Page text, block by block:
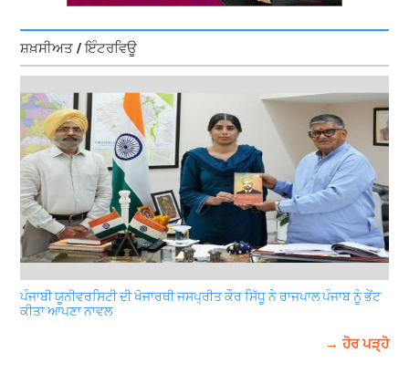
ਸ਼ਖ਼ਸੀਅਤ / ਇੰਟਰਵਿਊ
ਪੰਜਾਬੀ ਯੂਨੀਵਰਸਿਟੀ ਦੀ ਖੋਜਾਰਥੀ ਜਸਪ੍ਰੀਤ ਕੌਰ ਸਿੱਧੂ ਨੇ ਰਾਜਪਾਲ ਪੰਜਾਬ ਨੂੰ ਭੇਂਟ
ਕੀਤਾ ਆਪਣਾ ਨਾਵਲ
→ ਹੋਰ ਪੜ੍ਹੋ